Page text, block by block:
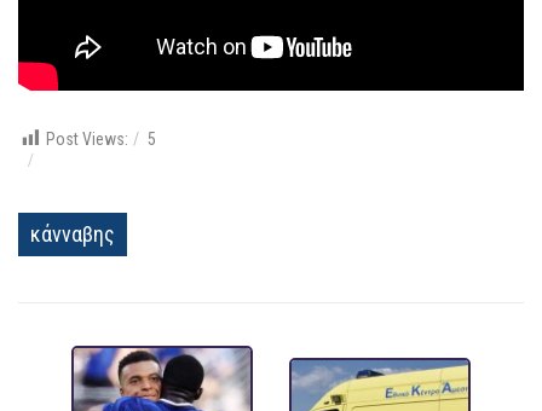
Post Views: 5
κάνναβης